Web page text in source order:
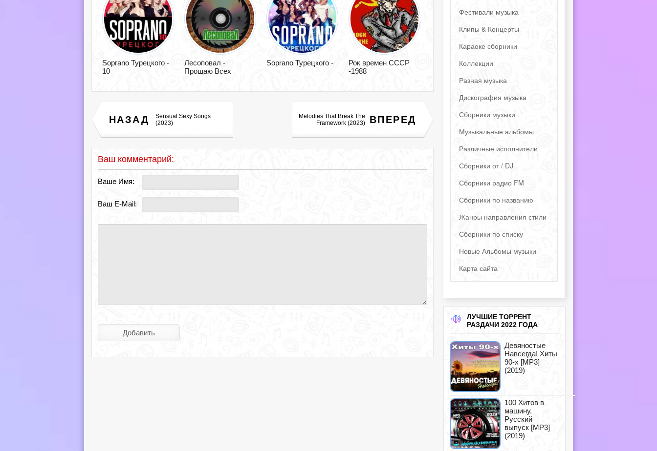
Soprano Турецкого -
10
Лесоповал -
Прощаю Всех
Soprano Турецкого -
Рок времен СССР
-1988
НАЗАД
Sensual Sexy Songs
(2023)
ВПЕРЕД
Melodies That Break The
Framework (2023)
Ваш комментарий:
Ваше Имя:
Ваш E-Mail:
Фестивали музыка
Клипы & Концерты
Караоке сборники
Коллекции
Разная музыка
Дискография музыка
Сборники музыки
Музыкальные альбомы
Различные исполнители
Сборники от / DJ
Сборники радио FM
Сборники по названию
Жанры направления стили
Сборники по списку
Новые Альбомы музыки
Карта сайта
ЛУЧШИЕ ТОРРЕНТ
РАЗДАЧИ 2022 ГОДА
Девяностые
Навсегда! Хиты
90-х [MP3]
(2019)
100 Хитов в
машину.
Русский
выпуск [MP3]
(2019)